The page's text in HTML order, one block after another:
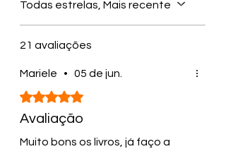
ler e precisam melhorar a escrita
7 anos.
Quantidade de páginas
*A idade acima é apemas uma
*O tempo de aplicação pode variar a
depender da criança.
Todas estrelas, Mais recente
21 avaliações
Mariele • 05 de jun.
Rated 5 out of 5 stars.
Avaliação
Muito bons os livros, já faço a